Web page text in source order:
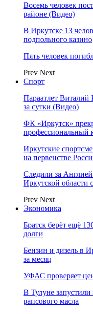
Восемь человек
районе (Видео)
В Иркутске 13
подпольного казино
Пять человек
Prev Next
Спорт
Параатлет Виталий
за сутки (Видео)
ФК «Иркутск»
профессиональный
Иркутские
на первенстве
Следили за
Иркутской области
Prev Next
Экономика
Братск берёт ещё
долги
Бензин и дизель в
за месяц
УФАС проверяет
В Тулуне
рапсового масла